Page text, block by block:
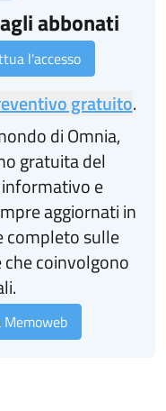
abbonati
l'accesso
gratuito.
di Omnia,
gratuita del
e
aggiornati in
completo sulle
coinvolgono